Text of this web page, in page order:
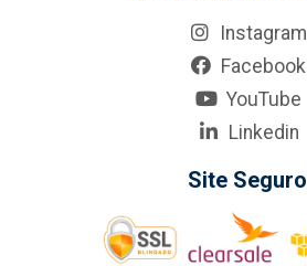
Instagram
Facebook
YouTube
Linkedin
Site Seguro